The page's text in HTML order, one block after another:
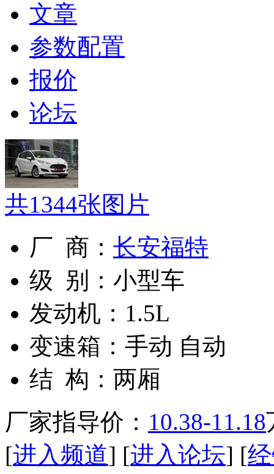
文章
参数配置
报价
论坛
共1344张图片
厂 商： 长安福特
级 别： 小型车
发动机： 1.5L
变速箱： 手动 自动
结 构： 两厢
厂家指导价： 10.38-11.18
[进入频道] [进入论坛] [